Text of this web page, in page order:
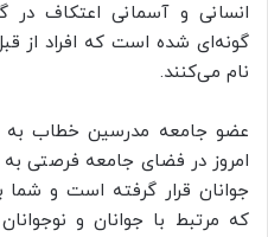
انسانی و آسمانی اعتکاف در
گونه‌ای شده است که افراد از
نام می‌کنند.
عضو جامعه مدرسین خطاب به
امروز در فضای جامعه فرصتی به
جوانان قرار گرفته است و
که مرتبط با جوانان و